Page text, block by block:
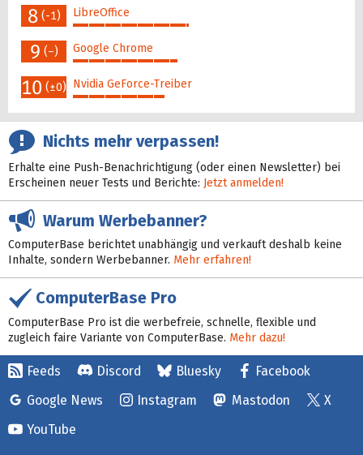
8 (-1) LibreOffice
43%
9 (–) Google Chrome
39%
10 (±0) Nvidia GeForce-Treiber
34%
Nichts mehr verpassen!
Erhalte eine Push-Benachrichtigung (oder einen Newsletter) bei
Erscheinen neuer Tests und Berichte: Jetzt anmelden!
Warum Werbebanner?
ComputerBase berichtet unabhängig und verkauft deshalb keine
Inhalte, sondern Werbebanner. Mehr erfahren!
ComputerBase Pro
ComputerBase Pro ist die werbefreie, schnelle, flexible und
zugleich faire Variante von ComputerBase. Mehr dazu!
Feeds Discord Bluesky
Facebook
Google News
Instagram Mastodon
X
YouTube